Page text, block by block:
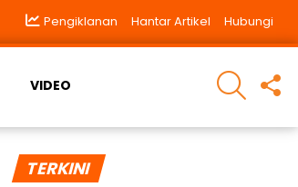
Pengiklanan Hantar Artikel Hubungi
VIDEO
SEARCH
TERKINI